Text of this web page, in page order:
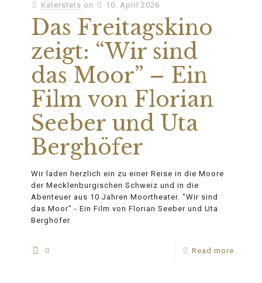
Katerstets on 10. April 2026
Das Freitagskino
zeigt: “Wir sind
das Moor” – Ein
Film von Florian
Seeber und Uta
Berghöfer
Wir laden herzlich ein zu einer Reise in die Moore
der Mecklenburgischen Schweiz und in die
Abenteuer aus 10 Jahren Moortheater. "Wir sind
das Moor" - Ein Film von Florian Seeber und Uta
Berghöfer
0 Read more